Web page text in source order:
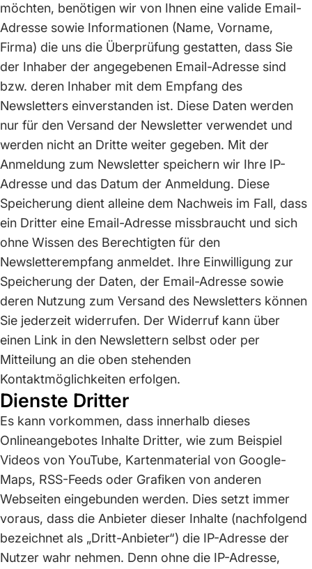
möchten, benötigen wir von Ihnen eine valide Email-
Adresse sowie Informationen (Name, Vorname,
Firma) die uns die Überprüfung gestatten, dass Sie
der Inhaber der angegebenen Email-Adresse sind
bzw. deren Inhaber mit dem Empfang des
Newsletters einverstanden ist. Diese Daten werden
nur für den Versand der Newsletter verwendet und
werden nicht an Dritte weiter gegeben. Mit der
Anmeldung zum Newsletter speichern wir Ihre IP-
Adresse und das Datum der Anmeldung. Diese
Speicherung dient alleine dem Nachweis im Fall, dass
ein Dritter eine Email-Adresse missbraucht und sich
ohne Wissen des Berechtigten für den
Newsletterempfang anmeldet. Ihre Einwilligung zur
Speicherung der Daten, der Email-Adresse sowie
deren Nutzung zum Versand des Newsletters können
Sie jederzeit widerrufen. Der Widerruf kann über
einen Link in den Newslettern selbst oder per
Mitteilung an die oben stehenden
Kontaktmöglichkeiten erfolgen.
Dienste Dritter
Es kann vorkommen, dass innerhalb dieses
Onlineangebotes Inhalte Dritter, wie zum Beispiel
Videos von YouTube, Kartenmaterial von Google-
Maps, RSS-Feeds oder Grafiken von anderen
Webseiten eingebunden werden. Dies setzt immer
voraus, dass die Anbieter dieser Inhalte (nachfolgend
bezeichnet als „Dritt-Anbieter“) die IP-Adresse der
Nutzer wahr nehmen. Denn ohne die IP-Adresse,